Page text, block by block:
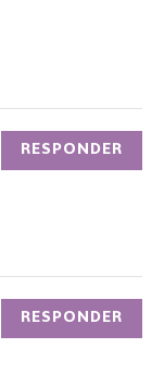
RESPONDER
RESPONDER